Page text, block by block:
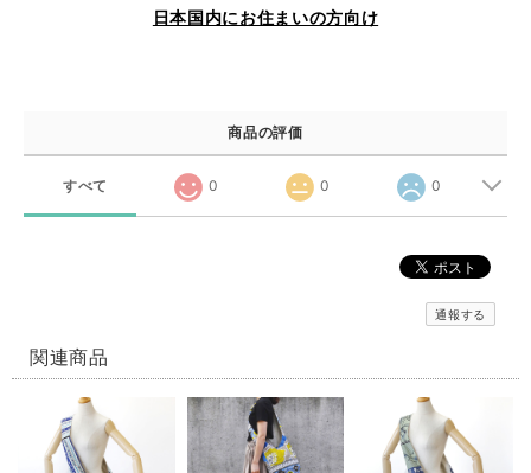
日本国内にお住まいの方向け
商品の評価
すべて 0 0 0
通報する
関連商品